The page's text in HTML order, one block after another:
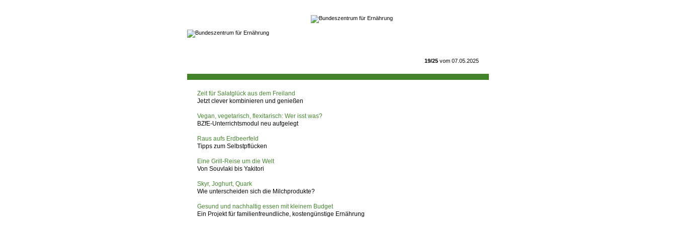
19/25 vom 07.05.2025
Zeit für Salatglück aus dem Freiland
Jetzt clever kombinieren und genießen
Vegan, vegetarisch, flexitarisch: Wer isst was?
BZfE-Unterrichtsmodul neu aufgelegt
Raus aufs Erdbeerfeld
Tipps zum Selbstpflücken
Eine Grill-Reise um die Welt
Von Souvlaki bis Yakitori
Skyr, Joghurt, Quark
Wie unterscheiden sich die Milchprodukte?
Gesund und nachhaltig essen mit kleinem Budget
Ein Projekt für familienfreundliche, kostengünstige Ernährung